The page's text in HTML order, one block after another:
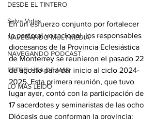
DESDE EL TINTERO
Salva Vidas
NAVEGANDO MULTIMEDIA
NAVEGANDO PODCAST
ESTRELLITA DE MAR
LO MÁS LEÍDO
En un esfuerzo conjunto por fortalecer
la pastoral vocacional, los responsables
diocesanos de la Provincia Eclesiástica
de Monterrey se reunieron el pasado 22
de agosto para dar inicio al ciclo 2024-
2025. Esta primera reunión, que tuvo
lugar ayer, contó con la participación de
17 sacerdotes y seminaristas de las ocho
Diócesis que conforman la provincia: